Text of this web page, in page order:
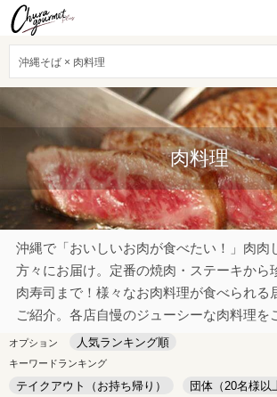
沖縄そば × 肉料理
肉料理
沖縄で「おいしいお肉が食べたい！」肉肉
方々にお届け。定番の焼肉・ステーキから
肉寿司まで！様々なお肉料理が食べられる
ご紹介。各店自慢のジューシーな肉料理を
オプション 人気ランキング順
キーワードランキング
テイクアウト（お持ち帰り）
団体（20名様以